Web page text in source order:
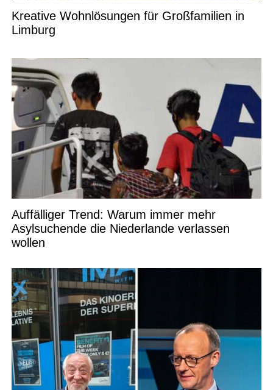
Kreative Wohnlösungen für Großfamilien in
Limburg
Auffälliger Trend: Warum immer mehr
Asylsuchende die Niederlande verlassen
wollen